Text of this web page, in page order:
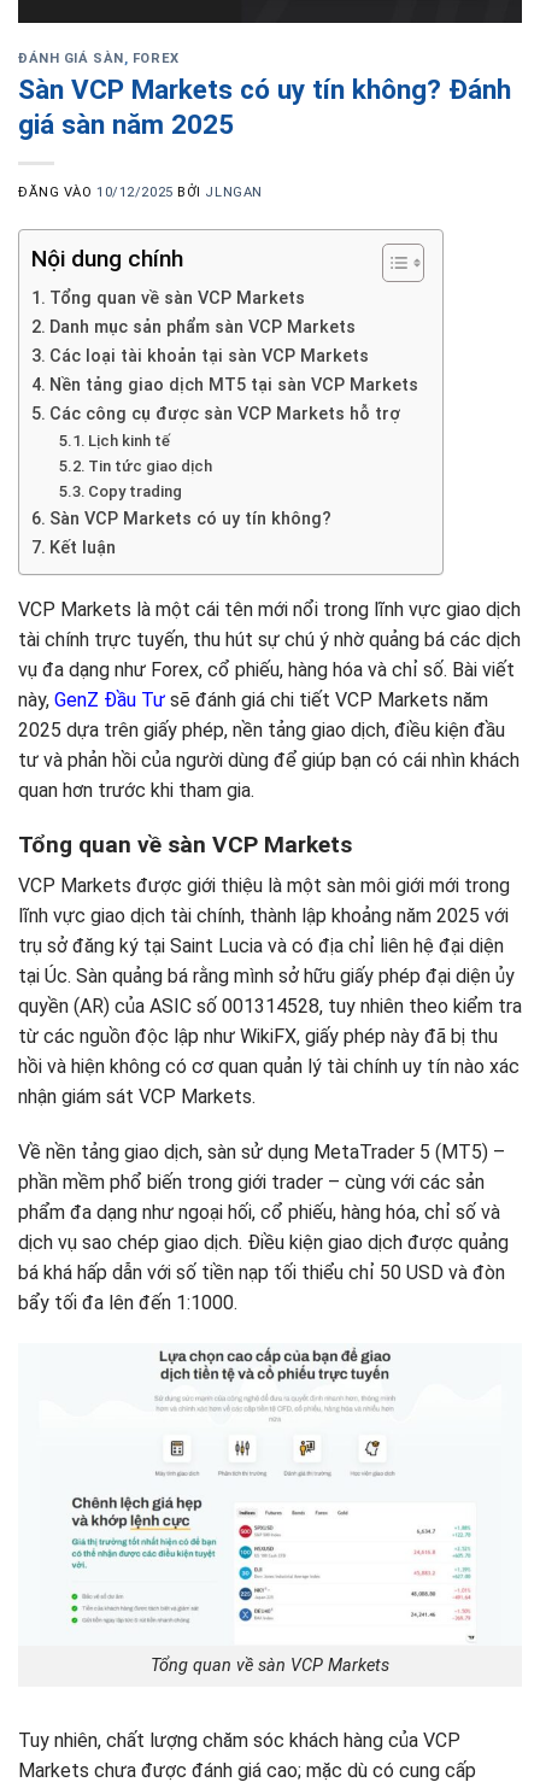
ĐÁNH GIÁ SÀN , FOREX
Sàn VCP Markets có uy tín không? Đánh
giá sàn năm 2025
ĐĂNG VÀO10/12/2025 BỞI JLNGAN
Nội dung chính
Tổng quan về sàn VCP Markets
Danh mục sản phẩm sàn VCP Markets
Các loại tài khoản tại sàn VCP Markets
Nền tảng giao dịch MT5 tại sàn VCP Markets
Các công cụ được sàn VCP Markets hỗ trợ
Lịch kinh tế
Tin tức giao dịch
Copy trading
Sàn VCP Markets có uy tín không?
Kết luận
VCP Markets là một cái tên mới nổi trong lĩnh vực giao dịch
tài chính trực tuyến, thu hút sự chú ý nhờ quảng bá các dịch
vụ đa dạng như Forex, cổ phiếu, hàng hóa và chỉ số. Bài viết
này, GenZ Đầu Tư sẽ đánh giá chi tiết VCP Markets năm
2025 dựa trên giấy phép, nền tảng giao dịch, điều kiện đầu
tư và phản hồi của người dùng để giúp bạn có cái nhìn khách
quan hơn trước khi tham gia.
Tổng quan về sàn VCP Markets
VCP Markets được giới thiệu là một sàn môi giới mới trong
lĩnh vực giao dịch tài chính, thành lập khoảng năm 2025 với
trụ sở đăng ký tại Saint Lucia và có địa chỉ liên hệ đại diện
tại Úc. Sàn quảng bá rằng mình sở hữu giấy phép đại diện ủy
quyền (AR) của ASIC số 001314528, tuy nhiên theo kiểm tra
từ các nguồn độc lập như WikiFX, giấy phép này đã bị thu
hồi và hiện không có cơ quan quản lý tài chính uy tín nào xác
nhận giám sát VCP Markets.
Về nền tảng giao dịch, sàn sử dụng MetaTrader 5 (MT5) –
phần mềm phổ biến trong giới trader – cùng với các sản
phẩm đa dạng như ngoại hối, cổ phiếu, hàng hóa, chỉ số và
dịch vụ sao chép giao dịch. Điều kiện giao dịch được quảng
bá khá hấp dẫn với số tiền nạp tối thiểu chỉ 50 USD và đòn
bẩy tối đa lên đến 1:1000.
Tổng quan về sàn VCP Markets
Tuy nhiên, chất lượng chăm sóc khách hàng của VCP
Markets chưa được đánh giá cao; mặc dù có cung cấp